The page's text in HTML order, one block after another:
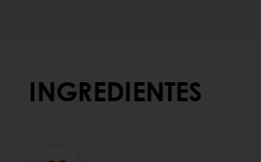
INGREDIENTES